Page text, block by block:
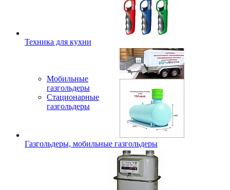
Техника для кухни
Мобильные
газгольдеры
Стационарные
газгольдеры
Газгольдеры, мобильные газгольдеры